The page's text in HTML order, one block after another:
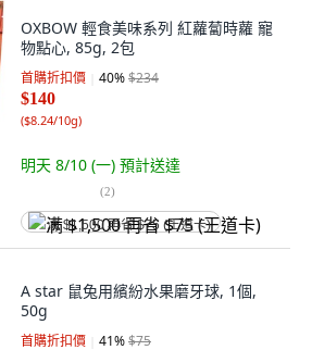
OXBOW 輕食美味系列 紅蘿蔔時蘿 寵
物點心, 85g, 2包
首購折扣價 40%$234
$140
($8.24/10g)
明天 8/10 (一) 預計送達
(2)
满 $1,500 再省 $75 (王道卡)
A star 鼠兔用繽紛水果磨牙球, 1個,
50g
首購折扣價 41%$75